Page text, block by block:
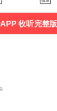
收听完整版